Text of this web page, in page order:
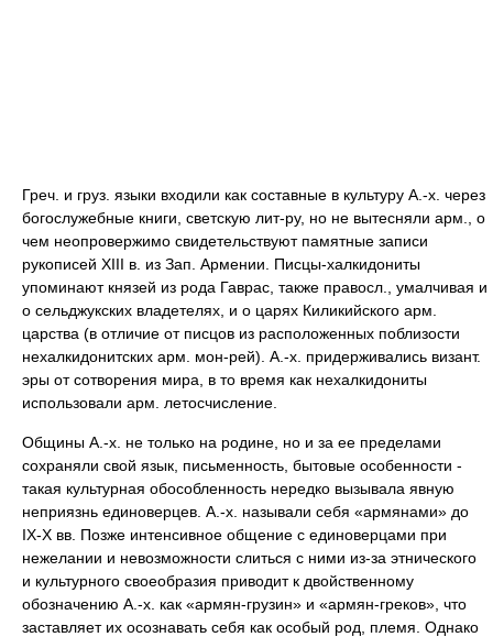
Греч. и груз. языки входили как составные в культуру А.-х. через
богослужебные книги, светскую лит-ру, но не вытесняли арм., о
чем неопровержимо свидетельствуют памятные записи
рукописей XIII в. из Зап. Армении. Писцы-халкидониты
упоминают князей из рода Гаврас, также правосл., умалчивая и
о сельджукских владетелях, и о царях Киликийского арм.
царства (в отличие от писцов из расположенных поблизости
нехалкидонитских арм. мон-рей). А.-х. придерживались визант.
эры от сотворения мира, в то время как нехалкидониты
использовали арм. летосчисление.
Общины А.-х. не только на родине, но и за ее пределами
сохраняли свой язык, письменность, бытовые особенности -
такая культурная обособленность нередко вызывала явную
неприязнь единоверцев. А.-х. называли себя «армянами» до
IX-Х вв. Позже интенсивное общение с единоверцами при
нежелании и невозможности слиться с ними из-за этнического
и культурного своеобразия приводит к двойственному
обозначению А.-х. как «армян-грузин» и «армян-греков», что
заставляет их осознавать себя как особый род, племя. Однако